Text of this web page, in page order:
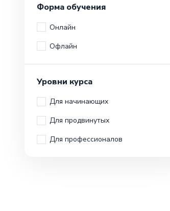
Форма обучения
Онлайн
Офлайн
Уровни курса
Для начинающих
Для продвинутых
Для профессионалов